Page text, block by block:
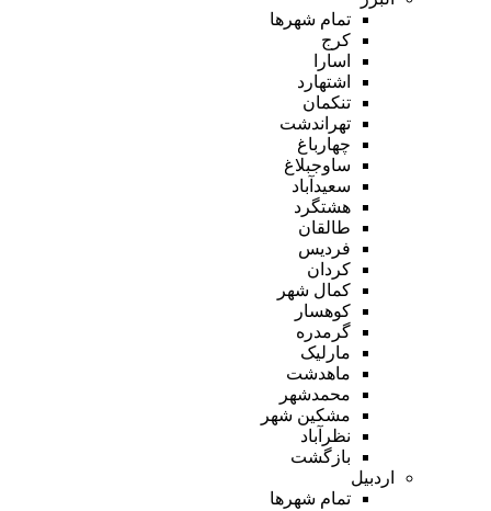
تمام شهر‌ها
کرج
اسارا
اشتهارد
تنکمان
تهراندشت
چهارباغ
ساوجبلاغ
سعیدآباد
هشتگرد
طالقان
فردیس
کردان
کمال شهر
کوهسار
گرمدره
مارلیک
ماهدشت
محمدشهر
مشکین شهر
نظرآباد
بازگشت
اردبیل
تمام شهر‌ها